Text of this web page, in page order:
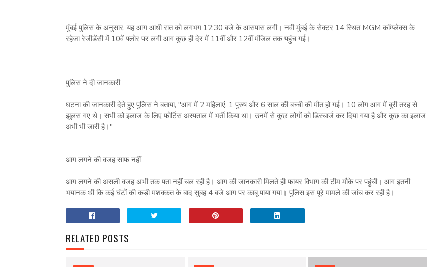
मुंबई पुलिस के अनुसार, यह आग आधी रात को लगभग 12:30 बजे के आसपास लगी। नवी मुंबई के सेक्टर 14 स्थित MGM कॉम्प्लेक्स के
रहेजा रेजीडेंसी में 10वें फ्लोर पर लगी आग कुछ ही देर में 11वीं और 12वीं मंजिल तक पहुंच गई।
पुलिस ने दी जानकारी
घटना की जानकारी देते हुए पुलिस ने बताया, "आग में 2 महिलाएं, 1 पुरुष और 6 साल की बच्ची की मौत हो गई। 10 लोग आग में बुरी तरह से
झुलस गए थे। सभी को इलाज के लिए फोर्टिस अस्पताल में भर्ती किया था। उनमें से कुछ लोगों को डिस्चार्ज कर दिया गया है और कुछ का इलाज
अभी भी जारी है।"
आग लगने की वजह साफ नहीं
आग लगने की असली वजह अभी तक पता नहीं चल रही है। आग की जानकारी मिलते ही फायर विभाग की टीम मौके पर पहुंची। आग इतनी
भयानक थी कि कई घंटों की कड़ी मशक्कत के बाद सुबह 4 बजे आग पर काबू पाया गया। पुलिस इस पूरे मामले की जांच कर रही है।
RELATED POSTS